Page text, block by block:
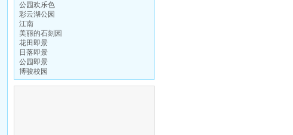
公园欢乐色
彩云湖公园
江南
美丽的石刻园
花田即景
日落即景
公园即景
博骏校园